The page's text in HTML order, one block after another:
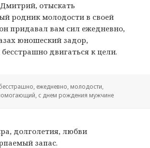
отыскать
родник молодости в своей
придавал вам сил ежедневно,
юношеский задор,
двигаться к цели.
, ежедневно, молодости,
, с днем рождения мужчине
долголетия, любви
запас.